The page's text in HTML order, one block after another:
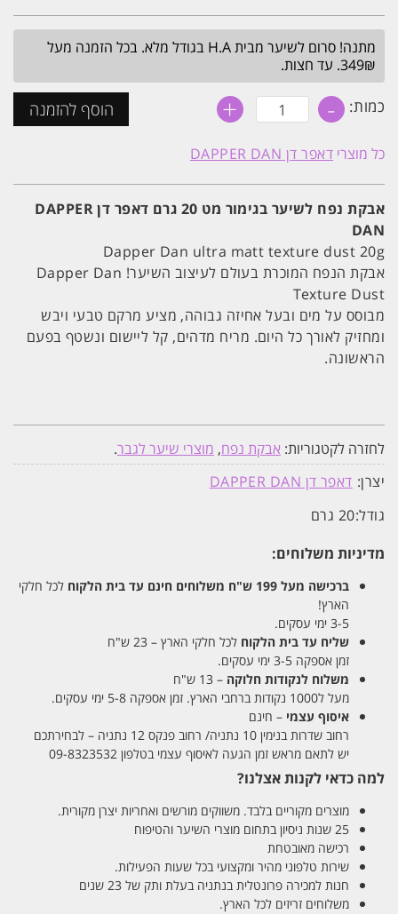
היה:
₪89.
הוא:
₪79.
מתנה! סרום לשיער מבית H.A בגודל מלא. בכל הזמנה מעל
349₪. עד חצות.
כמות: - כמות
של
נפח
לשיער
מט
20
גרם
דן
DAPPER
DAN
+ הוסף להזמנה
כל מוצרי דאפר דן DAPPER DAN
אבקת נפח לשיער בגימור מט 20 גרם דאפר דן DAPPER
DAN
Dapper Dan ultra matt texture dust 20g
אבקת הנפח המוכרת בעולם לעיצוב השיער! Dapper Dan
Texture Dust
מבוסס על מים ובעל אחיזה גבוהה, מציע מרקם טבעי ויבש
ומחזיק לאורך כל היום. מריח מדהים, קל ליישום ונשטף בפעם
הראשונה.
לחזרה לקטגוריות: אבקת נפח, מוצרי שיער לגבר.
יצרן: דאפר דן DAPPER DAN
גודל:20 גרם
מדיניות משלוחים:
ברכישה מעל 199 ש"ח משלוחים חינם עד בית הלקוח לכל חלקי
הארץ!
3-5 ימי עסקים.
שליח עד בית הלקוח לכל חלקי הארץ – 23 ש"ח
זמן אספקה 3-5 ימי עסקים.
משלוח לנקודות חלוקה – 13 ש"ח
מעל ל1000 נקודות ברחבי הארץ. זמן אספקה 5-8 ימי עסקים.
איסוף עצמי – חינם
רחוב שדרות בנימין 10 נתניה/ רחוב פנקס 12 נתניה – לבחירתכם
יש לתאם מראש זמן הגעה לאיסוף עצמי בטלפון 09-8323532
למה כדאי לקנות אצלנו?
מוצרים מקוריים בלבד. משווקים מורשים ואחריות יצרן מקורית.
25 שנות ניסיון בתחום מוצרי השיער והטיפוח
רכישה מאובטחת
שירות טלפוני מהיר ומקצועי בכל שעות הפעילות.
חנות למכירה פרונטלית בנתניה בעלת ותק של 23 שנים
משלוחים זריזים לכל הארץ.